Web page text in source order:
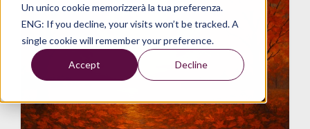
Un unico cookie memorizzerà la tua preferenza.
ENG: If you decline, your visits won’t be tracked. A
single cookie will remember your preference.
Accept Decline